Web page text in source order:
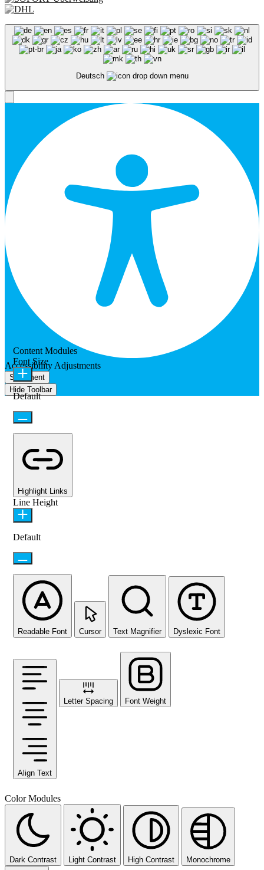
Deutsch
Accessibility Adjustments
Statement
Hide Toolbar
Content Modules
Font Size
Default
Highlight Links
Line Height
Default
Readable Font Cursor Text Magnifier Dyslexic Font
Align Text
Letter Spacing Font Weight
Color Modules
Dark Contrast Light Contrast High Contrast Monochrome